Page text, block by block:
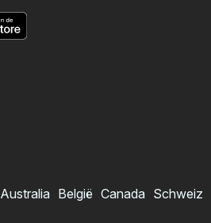
Australia België Canada Schweiz